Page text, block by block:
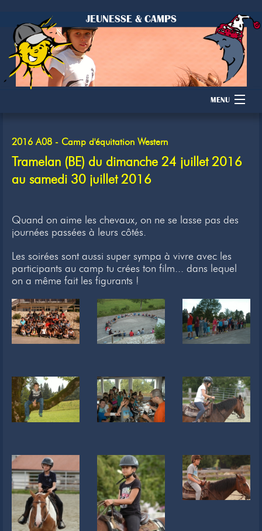
JEUNESSE & CAMPS
MENU
Camps
Dons
Newsletter
Liens
Contacts
2016 A08 - Camp d'équitation Western
Tramelan (BE) du dimanche 24 juillet 2016
au samedi 30 juillet 2016
Quand on aime les chevaux, on ne se lasse pas des
journées passées à leurs côtés.
Les soirées sont aussi super sympa à vivre avec les
participants au camp tu crées ton film... dans lequel
on a même fait les figurants !